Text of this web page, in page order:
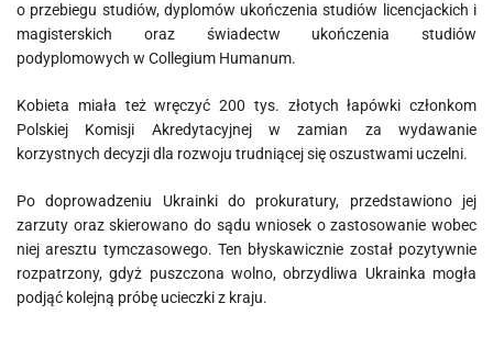
o przebiegu studiów, dyplomów ukończenia studiów licencjackich i
magisterskich oraz świadectw ukończenia studiów
podyplomowych w Collegium Humanum.
Kobieta miała też wręczyć 200 tys. złotych łapówki członkom
Polskiej Komisji Akredytacyjnej w zamian za wydawanie
korzystnych decyzji dla rozwoju trudniącej się oszustwami uczelni.
Po doprowadzeniu Ukrainki do prokuratury, przedstawiono jej
zarzuty oraz skierowano do sądu wniosek o zastosowanie wobec
niej aresztu tymczasowego. Ten błyskawicznie został pozytywnie
rozpatrzony, gdyż puszczona wolno, obrzydliwa Ukrainka mogła
podjąć kolejną próbę ucieczki z kraju.